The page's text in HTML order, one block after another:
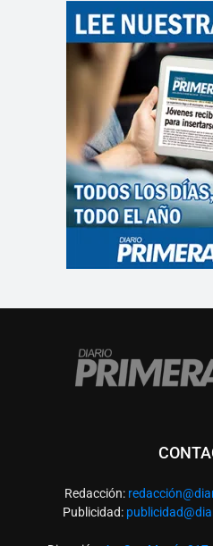
Redacción: redacció
Publicidad: